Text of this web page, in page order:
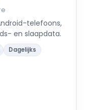
telefoons,
en slaapdata.
Dagelijks